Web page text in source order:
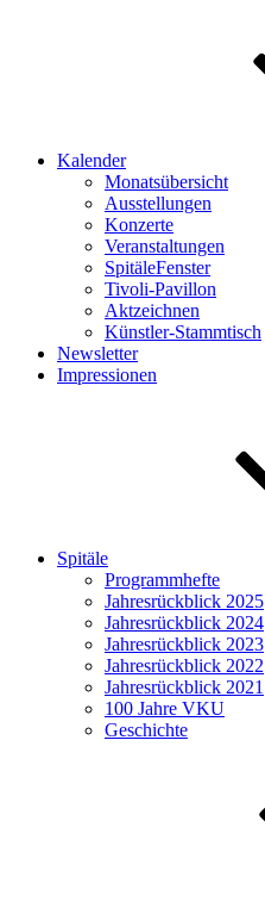
Kalender
Monatsübersicht
Ausstellungen
Konzerte
Veranstaltungen
SpitäleFenster
Tivoli-Pavillon
Aktzeichnen
Künstler-Stammtisch
Newsletter
Impressionen
Spitäle
Programmhefte
Jahresrückblick 2025
Jahresrückblick 2024
Jahresrückblick 2023
Jahresrückblick 2022
Jahresrückblick 2021
100 Jahre VKU
Geschichte